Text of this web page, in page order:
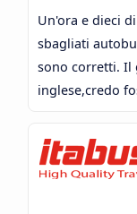
Un'ora e dieci
sbagliati
sono corretti. Il
inglese,credo